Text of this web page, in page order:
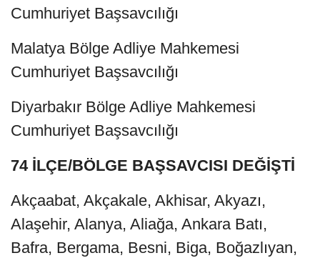
Cumhuriyet Başsavcılığı
Malatya Bölge Adliye Mahkemesi
Cumhuriyet Başsavcılığı
Diyarbakır Bölge Adliye Mahkemesi
Cumhuriyet Başsavcılığı
74 İLÇE/BÖLGE BAŞSAVCISI DEĞİŞTİ
Akçaabat, Akçakale, Akhisar, Akyazı,
Alaşehir, Alanya, Aliağa, Ankara Batı,
Bafra, Bergama, Besni, Biga, Boğazlıyan,